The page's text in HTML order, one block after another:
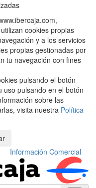
cookies propias
y a los servicios
propias gestionadas por
tu navegación con fines
pulsando el botón
uso pulsando en el botón
sobre las
visita nuestra Política
Información Comercial